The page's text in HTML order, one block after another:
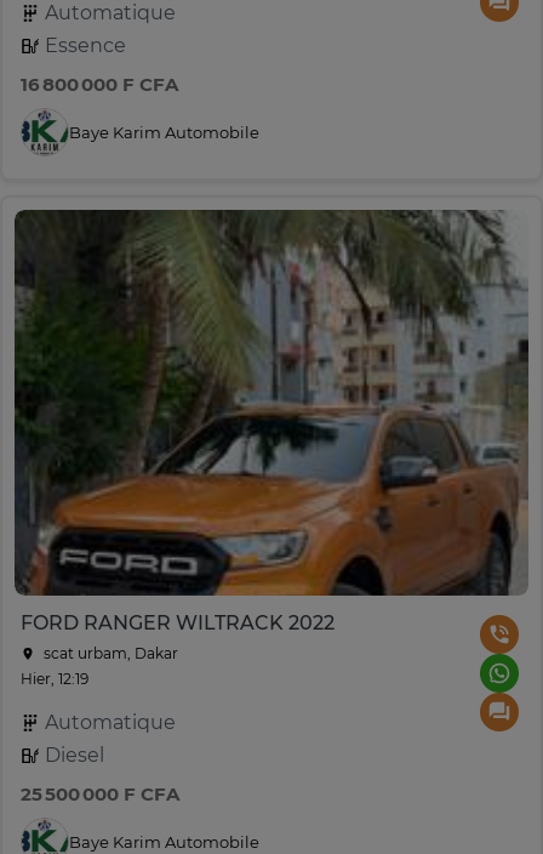
Automatique
Essence
16 800 000 F CFA
Baye Karim Automobile
FORD RANGER WILTRACK 2022
scat urbam, Dakar
Hier, 12:19
Automatique
Diesel
25 500 000 F CFA
Baye Karim Automobile